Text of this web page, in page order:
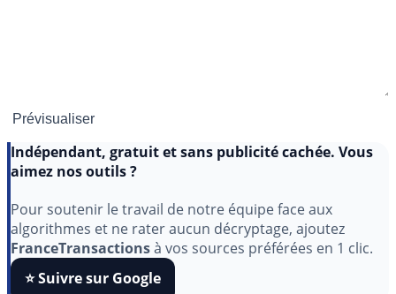
aimez nos outils ?
Pour soutenir le travail de notre équipe face aux
algorithmes et ne rater aucun décryptage, ajoutez
FranceTransactionsà vos sources préférées en 1 clic.